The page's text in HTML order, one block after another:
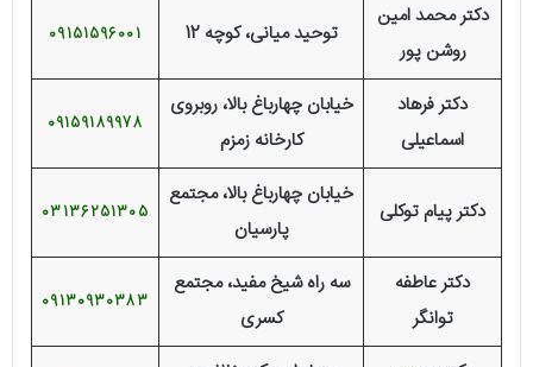
دکتر محمد امین
روشن پور
توحید میانی، کوچه 12 09151596001
دکتر فرهاد
اسماعیلی
خیابان چهارباغ بالا، روبروی
کارخانه زمزم
09159189978
دکتر پیام توکلی
خیابان چهارباغ بالا، مجتمع
پارسیان
03136251305
دکتر عاطفه
توانگر
سه راه شیخ مفید، مجتمع
کسری
09130930383